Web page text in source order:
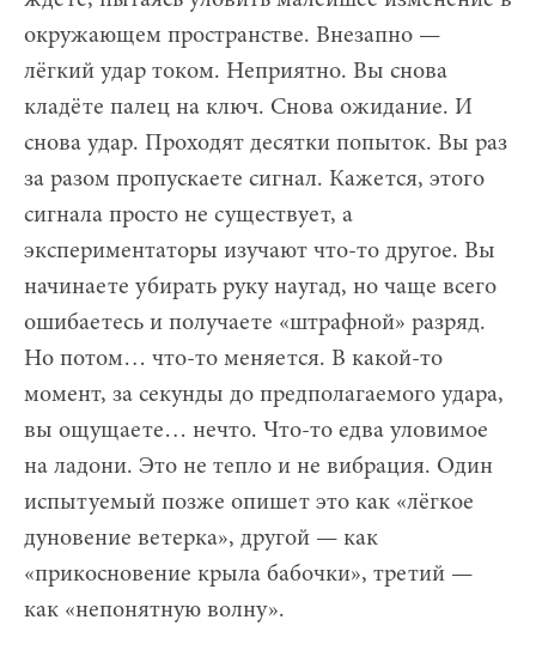
окружающем пространстве. Внезапно —
лёгкий удар током. Неприятно. Вы снова
кладёте палец на ключ. Снова ожидание. И
снова удар. Проходят десятки попыток. Вы раз
за разом пропускаете сигнал. Кажется, этого
сигнала просто не существует, а
экспериментаторы изучают что-то другое. Вы
начинаете убирать руку наугад, но чаще всего
ошибаетесь и получаете «штрафной» разряд.
Но потом… что-то меняется. В какой-то
момент, за секунды до предполагаемого удара,
вы ощущаете… нечто. Что-то едва уловимое
на ладони. Это не тепло и не вибрация. Один
испытуемый позже опишет это как «лёгкое
дуновение ветерка», другой — как
«прикосновение крыла бабочки», третий —
как «непонятную волну».